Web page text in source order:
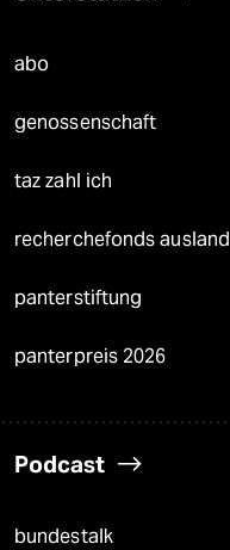
abo
genossenschaft
taz zahl ich
recherchefonds ausland
panterstiftung
panterpreis 2026
Podcast
bundestalk